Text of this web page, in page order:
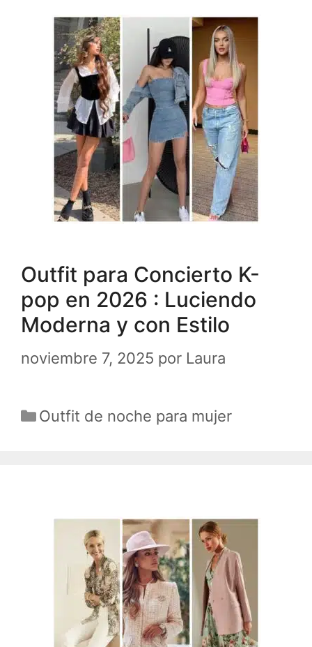
Outfit para Concierto K-
pop en 2026 : Luciendo
Moderna y con Estilo
noviembre 7, 2025 por Laura
Categorías
Outfit de noche para mujer